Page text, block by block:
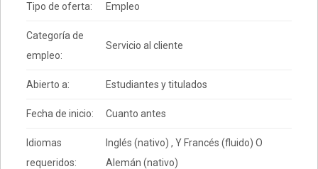
Tipo de oferta: Empleo
Categoría de
empleo:
Servicio al cliente
Abierto a: Estudiantes y titulados
Fecha de inicio: Cuanto antes
Idiomas
requeridos:
Inglés (nativo) , Y Francés (fluido) O
Alemán (nativo)